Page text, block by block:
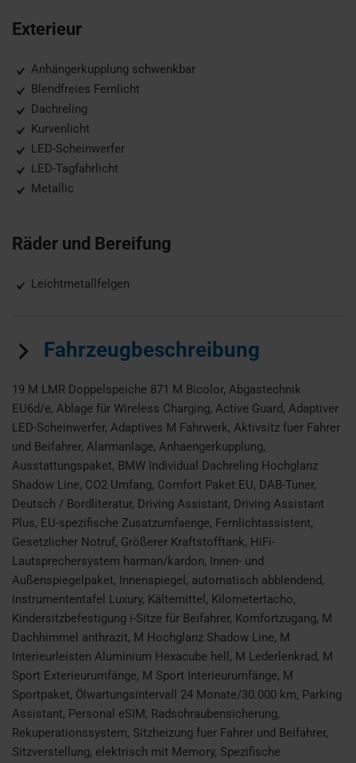
Exterieur
Anhängerkupplung schwenkbar
Blendfreies Fernlicht
Dachreling
Kurvenlicht
LED-Scheinwerfer
LED-Tagfahrlicht
Metallic
Räder und Bereifung
Leichtmetallfelgen
Fahrzeugbeschreibung
19 M LMR Doppelspeiche 871 M Bicolor, Abgastechnik
EU6d/e, Ablage für Wireless Charging, Active Guard, Adaptiver
LED-Scheinwerfer, Adaptives M Fahrwerk, Aktivsitz fuer Fahrer
und Beifahrer, Alarmanlage, Anhaengerkupplung,
Ausstattungspaket, BMW Individual Dachreling Hochglanz
Shadow Line, CO2 Umfang, Comfort Paket EU, DAB-Tuner,
Deutsch / Bordliteratur, Driving Assistant, Driving Assistant
Plus, EU-spezifische Zusatzumfaenge, Fernlichtassistent,
Gesetzlicher Notruf, Größerer Kraftstofftank, HiFi-
Lautsprechersystem harman/kardon, Innen- und
Außenspiegelpaket, Innenspiegel, automatisch abblendend,
Instrumententafel Luxury, Kältemittel, Kilometertacho,
Kindersitzbefestigung i-Sitze für Beifahrer, Komfortzugang, M
Dachhimmel anthrazit, M Hochglanz Shadow Line, M
Interieurleisten Aluminium Hexacube hell, M Lederlenkrad, M
Sport Exterieurumfänge, M Sport Interieurumfänge, M
Sportpaket, Ölwartungsintervall 24 Monate/30.000 km, Parking
Assistant, Personal eSIM, Radschraubensicherung,
Rekuperationssystem, Sitzheizung fuer Fahrer und Beifahrer,
Sitzverstellung, elektrisch mit Memory, Spezifische